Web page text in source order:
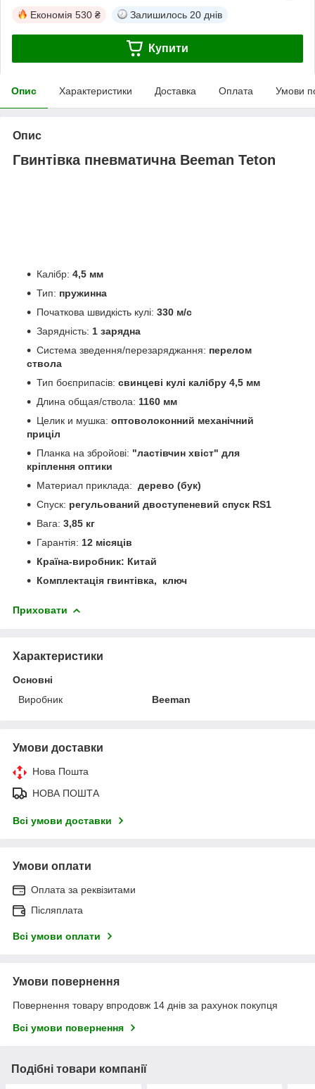
Економія 530 ₴ Залишилось 20 днів
Купити
Опис Характеристики Доставка Оплата Умови
Опис
Гвинтівка пневматична Beeman Teton
Калібр: 4,5 мм
Тип: пружинна
Початкова швидкість кулі: 330 м/с
Зарядність: 1 зарядна
Система зведення/перезаряджання: перелом
ствола
Тип боєприпасів: свинцеві кулі калібру 4,5 мм
Длина общая/ствола: 1160 мм
Целик и мушка: оптоволоконний механічний
приціл
Планка на збройові: "ластівчин хвіст" для
кріплення оптики
Материал приклада: дерево (бук)
Спуск: регульований двоступеневий спуск RS1
Вага: 3,85 кг
Гарантія: 12 місяців
Країна-виробник: Китай
Комплектація гвинтівка, ключ
Приховати
Характеристики
Основні
Виробник
Beeman
Умови доставки
Нова Пошта
НОВА ПОШТА
Всі умови доставки
Умови оплати
Оплата за реквізитами
Післяплата
Всі умови оплати
Умови повернення
Повернення товару впродовж 14 днів за рахунок покупця
Всі умови повернення
Подібні товари компанії